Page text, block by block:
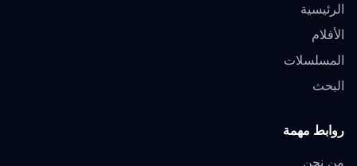
الرئيسية
الأفلام
المسلسلات
البحث
روابط مهمة
من نحن